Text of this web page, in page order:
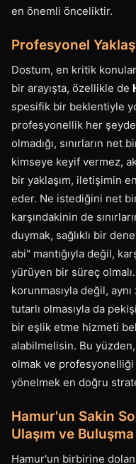
en önemli önceliktir.
Profesyonel
Dostum, en kritik
bir arayışta, özellikle de
spesifik bir beklentiyle
profesyonellik her
olmadığı, sınırların
kimseye keyif vermez,
bir yaklaşım, iletişimin
eder. Ne istediğini net
karşındakinin de
duymak, sağlıklı bir
abi" mantığıyla değil,
yürüyen bir süreç
korunmasıyla değil,
tutarlı olmasıyla da
bir eşlik etme hizmeti
alabilmelisin. Bu
olmak ve
yönelmek en doğru
Hamur'un Sakin
Ulaşım ve
Hamur'un birbirine